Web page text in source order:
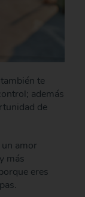
te
además
de
amor
más
eres